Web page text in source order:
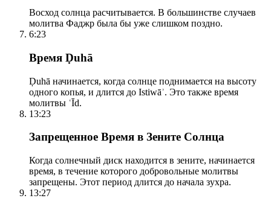
Восход солнца расчитывается. В большинстве случаев
молитва Фаджр была бы уже слишком поздно.
6:23
Время Ḍuhā
Ḍuhā начинается, когда солнце поднимается на высоту
одного копья, и длится до Istiwāʾ. Это также время
молитвы ʿĪd.
13:23
Запрещенное Время в Зените Солнца
Когда солнечный диск находится в зените, начинается
время, в течение которого добровольные молитвы
запрещены. Этот период длится до начала зухра.
13:27